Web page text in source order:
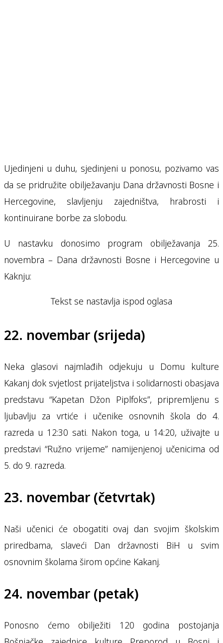
Ujedinjeni u duhu, sjedinjeni u ponosu, pozivamo vas
da se pridružite obilježavanju Dana državnosti Bosne i
Hercegovine, slavljenju zajedništva, hrabrosti i
kontinuirane borbe za slobodu.
U nastavku donosimo program obilježavanja 25.
novembra – Dana državnosti Bosne i Hercegovine u
Kaknju:
Tekst se nastavlja ispod oglasa
22. novembar (srijeda)
Neka glasovi najmlađih odjekuju u Domu kulture
Kakanj dok svjetlost prijateljstva i solidarnosti obasjava
predstavu “Kapetan Džon Piplfoks”, pripremljenu s
ljubavlju za vrtiće i učenike osnovnih škola do 4.
razreda u 12:30 sati. Nakon toga, u 14:20, uživajte u
predstavi “Ružno vrijeme” namijenjenoj učenicima od
5. do 9. razreda.
23. novembar (četvrtak)
Naši učenici će obogatiti ovaj dan svojim školskim
priredbama, slaveći Dan državnosti BiH u svim
osnovnim školama širom općine Kakanj.
24. novembar (petak)
Ponosno ćemo obilježiti 120 godina postojanja